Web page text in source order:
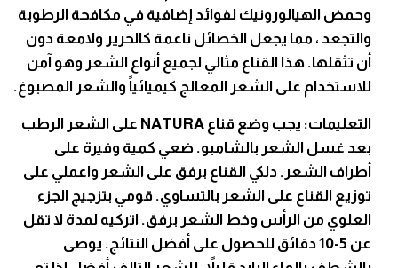
وحمض الهيالورونيك لفوائد إضافية في مكافحة الرطوبة
والتجعد ، مما يجعل الخصائل ناعمة كالحرير ولامعة دون
أن تثقلها. هذا القناع مثالي لجميع أنواع الشعر وهو آمن
للاستخدام على الشعر المعالج كيميائياً والشعر المصبوغ.
التعليمات: يجب وضع قناع NATURA على الشعر الرطب
بعد غسل الشعر بالشامبو. ضعي كمية وفيرة على
أطراف الشعر. دلكي القناع برفق على الشعر واعملي على
توزيع القناع على الشعر بالتساوي. قومي بتزجيج الجزء
العلوي من الرأس وخط الشعر برفق. اتركيه لمدة لا تقل
عن 5-10 دقائق للحصول على أفضل النتائج. يوصى